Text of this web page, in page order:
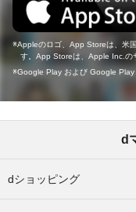
Appleのロゴ、App Storeは、米
す。App Storeは、Apple Inc.の
Google Play および Google Play
d
dショッピング